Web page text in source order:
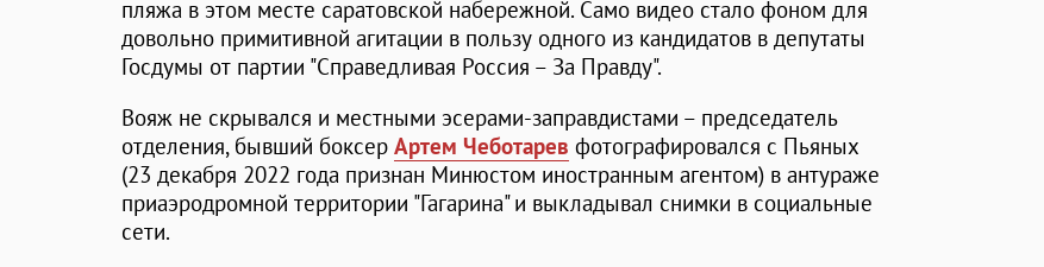
пляжа в этом месте саратовской набережной. Само видео стало фоном для
довольно примитивной агитации в пользу одного из кандидатов в депутаты
Госдумы от партии "Справедливая Россия – За Правду".
Вояж не скрывался и местными эсерами-заправдистами – председатель
отделения, бывший боксер Артем Чеботарев фотографировался с Пьяных
(23 декабря 2022 года признан Минюстом иностранным агентом) в антураже
приаэродромной территории "Гагарина" и выкладывал снимки в социальные
сети.